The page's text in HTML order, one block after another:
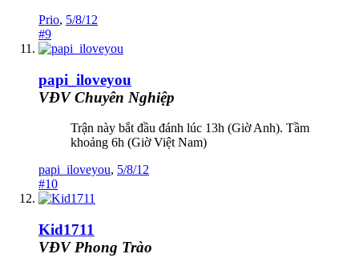
Prio, 5/8/12
#9
papi_iloveyou
VĐV Chuyên Nghiệp
Trận này bắt đầu đánh lúc 13h (Giờ Anh). Tầm
khoảng 6h (Giờ Việt Nam)
papi_iloveyou, 5/8/12
#10
Kid1711
VĐV Phong Trào